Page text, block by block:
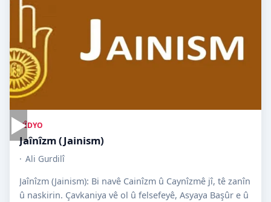
▶VÎDYO
Jaînîzm (Jainism)
Ali Gurdilî
Jaînîzm (Jainism): Bi navê Cainîzm û Caynîzmê jî, tê zanîn
û naskirin. Çavkaniya vê ol û felsefeyê, Asyaya Başûr e û